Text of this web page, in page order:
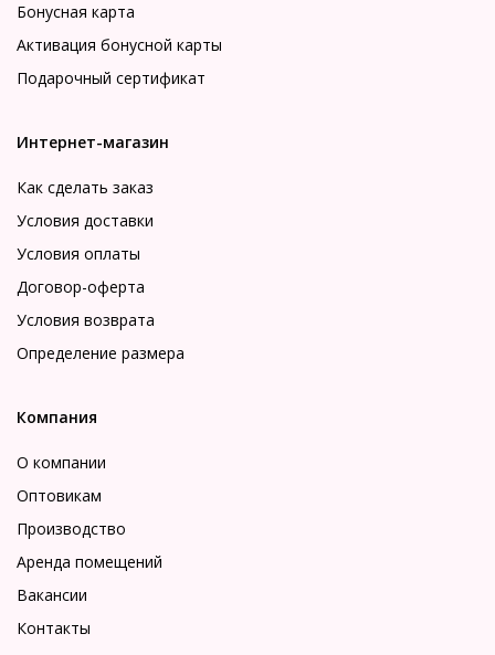
Бонусная карта
Активация бонусной карты
Подарочный сертификат
Интернет-магазин
Как сделать заказ
Условия доставки
Условия оплаты
Договор-оферта
Условия возврата
Определение размера
Компания
О компании
Оптовикам
Производство
Аренда помещений
Вакансии
Контакты